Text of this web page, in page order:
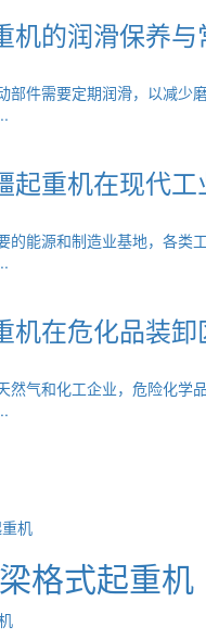
机的润滑保养与
部件需要定期润滑，以减少
起重机在现代工
的能源和制造业基地，各类
机在危化品装卸
然气和化工企业，危险化学
格式起重机